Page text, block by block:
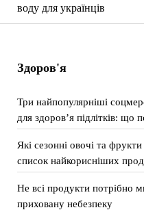
воду для українців
Здоров'я
Три найпопулярніші
для здоров’я підлітків: що
Які сезонні овочі та
список найкорисніших
Не всі продукти потрібно
приховану небезпеку